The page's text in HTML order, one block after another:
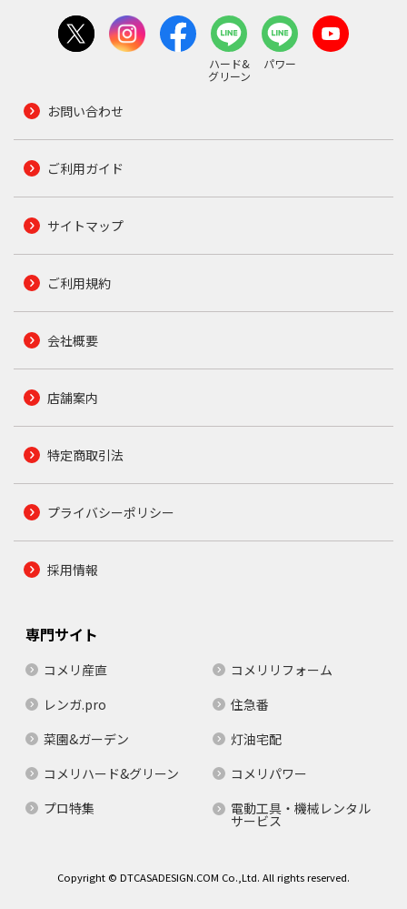
ハード&
グリーン
パワー
お問い合わせ
ご利用ガイド
サイトマップ
ご利用規約
会社概要
店舗案内
特定商取引法
プライバシーポリシー
採用情報
専門サイト
コメリ産直
コメリリフォーム
レンガ.pro
住急番
菜園&ガーデン
灯油宅配
コメリハード&グリーン
コメリパワー
プロ特集
電動工具・機械レンタル
サービス
Copyright © DTCASADESIGN.COM Co.,Ltd. All rights reserved.